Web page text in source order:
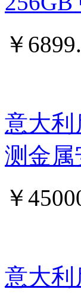
￥
意大利
测金属
￥
意大利